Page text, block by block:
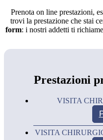
Prenota on line prestazioni,
trovi la prestazione che stai
form: i nostri addetti ti
Prestazioni
VISITA
VISITA